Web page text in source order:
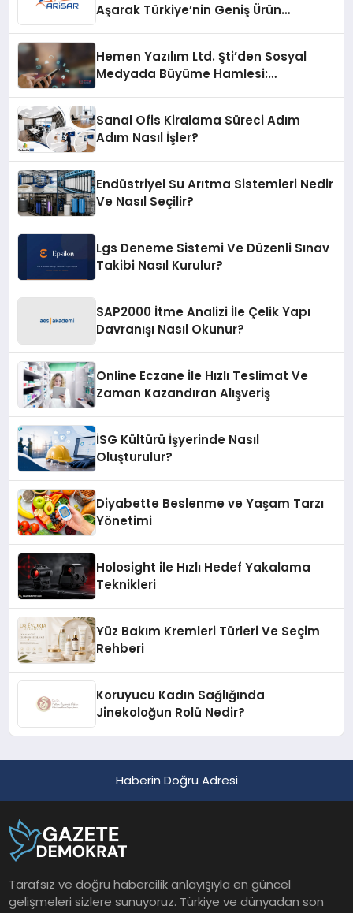
Aşarak Türkiye’nin Geniş Ürün
Hemen Yazılım Ltd. Şti’den Sosyal
Medyada Büyüme Hamlesi:
Sanal Ofis Kiralama Süreci Adım
Adım Nasıl İşler?
Endüstriyel Su Arıtma Sistemleri Nedir
Ve Nasıl Seçilir?
Lgs Deneme Sistemi Ve Düzenli Sınav
Takibi Nasıl Kurulur?
SAP2000 İtme Analizi İle Çelik Yapı
Davranışı Nasıl Okunur?
Online Eczane İle Hızlı Teslimat Ve
Zaman Kazandıran Alışveriş
İSG Kültürü İşyerinde Nasıl
Oluşturulur?
Diyabette Beslenme ve Yaşam Tarzı
Yönetimi
Holosight ile Hızlı Hedef Yakalama
Teknikleri
Yüz Bakım Kremleri Türleri Ve Seçim
Rehberi
Koruyucu Kadın Sağlığında
Jinekoloğun Rolü Nedir?
Haberin Doğru Adresi
Tarafsız ve doğru habercilik anlayışıyla en güncel
gelişmeleri sizlere sunuyoruz. Türkiye ve dünyadan son